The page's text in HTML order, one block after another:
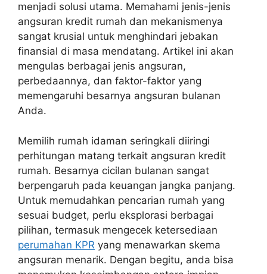
menjadi solusi utama. Memahami jenis-jenis
angsuran kredit rumah dan mekanismenya
sangat krusial untuk menghindari jebakan
finansial di masa mendatang. Artikel ini akan
mengulas berbagai jenis angsuran,
perbedaannya, dan faktor-faktor yang
memengaruhi besarnya angsuran bulanan
Anda.
Memilih rumah idaman seringkali diiringi
perhitungan matang terkait angsuran kredit
rumah. Besarnya cicilan bulanan sangat
berpengaruh pada keuangan jangka panjang.
Untuk memudahkan pencarian rumah yang
sesuai budget, perlu eksplorasi berbagai
pilihan, termasuk mengecek ketersediaan
perumahan KPR yang menawarkan skema
angsuran menarik. Dengan begitu, anda bisa